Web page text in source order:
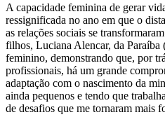
A capacidade feminina de gerar
ressignificada no ano em que o
as relações sociais se
filhos, Luciana Alencar, da
feminino, demonstrando que, por
profissionais, há um grande
adaptação com o nascimento da
ainda pequenos e tendo que
de desafios que me tornaram mais